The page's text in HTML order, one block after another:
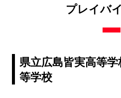
プレイバ
県立広島皆実高等
等学校